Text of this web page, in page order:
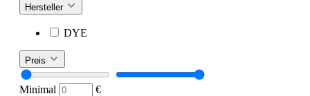
Hersteller
DYE
Preis
Minimal
€